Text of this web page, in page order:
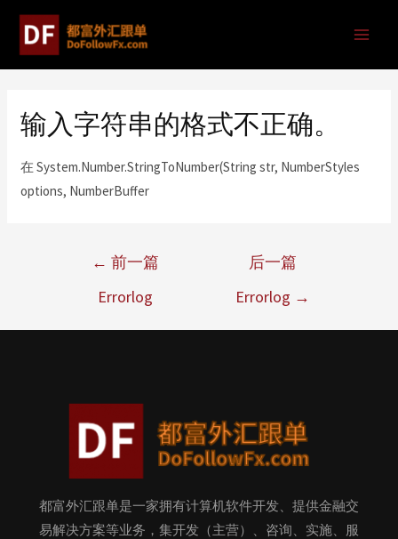
输入字符串的格式不正确。
在 System.Number.StringToNumber(String str, NumberStyles
options, NumberBuffer
← 前一篇
Errorlog
后一篇
Errorlog →
都富外汇跟单是一家拥有计算机软件开发、提供金融交
易解决方案等业务，集开发（主营）、咨询、实施、服